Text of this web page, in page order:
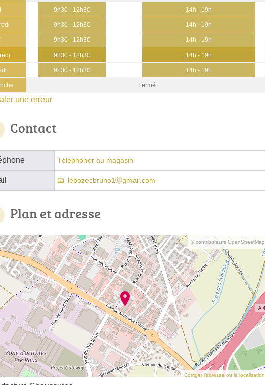
9h30 - 12h30 14h - 19h
9h30 - 12h30 14h - 19h
9h30 - 12h30 14h - 19h
9h30 - 12h30 14h - 19h
9h30 - 12h30 14h - 19h
Fermé
une erreur
Contact
Téléphoner au magasin
lebozecbruno1ⓐgmail.com
Plan et adresse
© contributeurs OpenStreetMap
Corriger l’adresse ou la localisation